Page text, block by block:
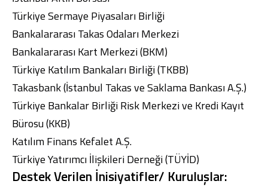
Dijital Bankacılık Hakkımızda Finans Portalı
Yatırımcı İlişkileri
Şube ve ATM’ler
İletişim
Ürün ve Hizmet Ücretleri
Dijital Bankacılık
Şube ve ATM’ler
İletişim
Englishالعربية
Türkiye Sermaye Piyasaları Birliği
Bankalararası Takas Odaları Merkezi
Bankalararası Kart Merkezi (BKM)
Türkiye Katılım Bankaları Birliği (TKBB)
Takasbank (İstanbul Takas ve Saklama Bankası A.Ş.)
Türkiye Bankalar Birliği Risk Merkezi ve Kredi Kayıt
Bürosu (KKB)
Katılım Finans Kefalet A.Ş.
Türkiye Yatırımcı İlişkileri Derneği (TÜYİD)
Destek Verilen İnisiyatifler/ Kuruluşlar: